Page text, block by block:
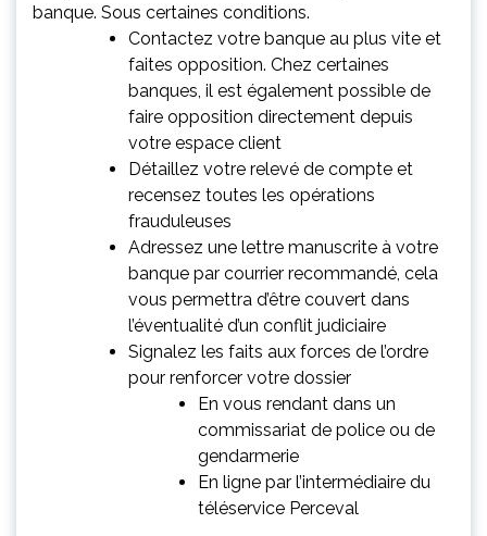
banque. Sous certaines conditions.
Contactez votre banque au plus vite et
faites opposition. Chez certaines
banques, il est également possible de
faire opposition directement depuis
votre espace client
Détaillez votre relevé de compte et
recensez toutes les opérations
frauduleuses
Adressez une lettre manuscrite à votre
banque par courrier recommandé, cela
vous permettra d’être couvert dans
l’éventualité d’un conflit judiciaire
Signalez les faits aux forces de l’ordre
pour renforcer votre dossier
En vous rendant dans un
commissariat de police ou de
gendarmerie
En ligne par l’intermédiaire du
téléservice Perceval